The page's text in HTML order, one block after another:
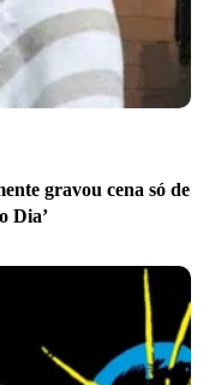
gravou cena só de
Dia’